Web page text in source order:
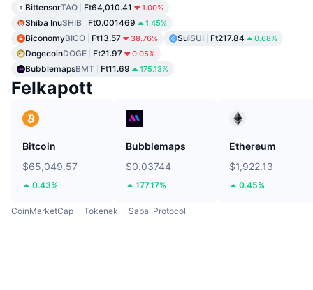
BittensorTAO Ft64,010.41 1.00%
Shiba InuSHIB Ft0.001469 1.45%
BiconomyBICO Ft13.57 38.76% SuiSUI Ft217.84 0.68%
DogecoinDOGE Ft21.97 0.05%
BubblemapsBMT Ft11.69 175.13%
Felkapott
Bitcoin
$65,049.57
0.43%
Bubblemaps
$0.03744
177.17%
Ethereum
$1,922.13
0.45%
CoinMarketCap Tokenek Sabai Protocol